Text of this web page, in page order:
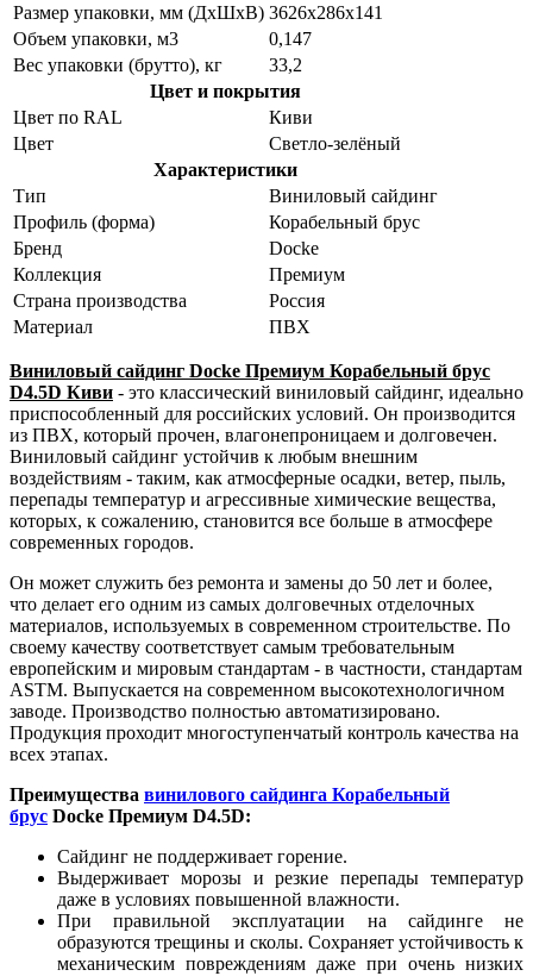
Размер упаковки, мм (ДxШxВ) 3626х286х141
Объем упаковки, м3
0,147
Вес упаковки (брутто), кг
33,2
Цвет и покрытия
Цвет по RAL
Киви
Цвет
Светло-зелёный
Характеристики
Тип
Виниловый сайдинг
Профиль (форма)
Корабельный брус
Бренд
Docke
Коллекция
Премиум
Страна производства
Россия
Материал
ПВХ
Виниловый сайдинг Docke Премиум Корабельный брус
D4.5D Киви - это классический виниловый сайдинг, идеально
приспособленный для российских условий. Он производится
из ПВХ, который прочен, влагонепроницаем и долговечен.
Виниловый сайдинг устойчив к любым внешним
воздействиям - таким, как атмосферные осадки, ветер, пыль,
перепады температур и агрессивные химические вещества,
которых, к сожалению, становится все больше в атмосфере
современных городов.
Он может служить без ремонта и замены до 50 лет и более,
что делает его одним из самых долговечных отделочных
материалов, используемых в современном строительстве. По
своему качеству соответствует самым требовательным
европейским и мировым стандартам - в частности, стандартам
ASTM. Выпускается на современном высокотехнологичном
заводе. Производство полностью автоматизировано.
Продукция проходит многоступенчатый контроль качества на
всех этапах.
Преимущества винилового сайдинга Корабельный
брус Docke Премиум D4.5D:
Сайдинг не поддерживает горение.
Выдерживает морозы и резкие перепады температур
даже в условиях повышенной влажности.
При правильной эксплуатации на сайдинге не
образуются трещины и сколы. Сохраняет устойчивость к
механическим повреждениям даже при очень низких